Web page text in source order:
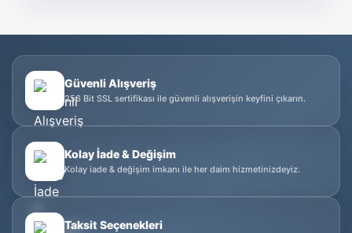
Güvenli Alışveriş
256 Bit SSL sertifikası ile güvenli alışverişin keyfini çıkarın.
Kolay İade & Değişim
Kolay iade & değişim imkanı ile her daim hizmetinizdeyiz.
Taksit Seçenekleri